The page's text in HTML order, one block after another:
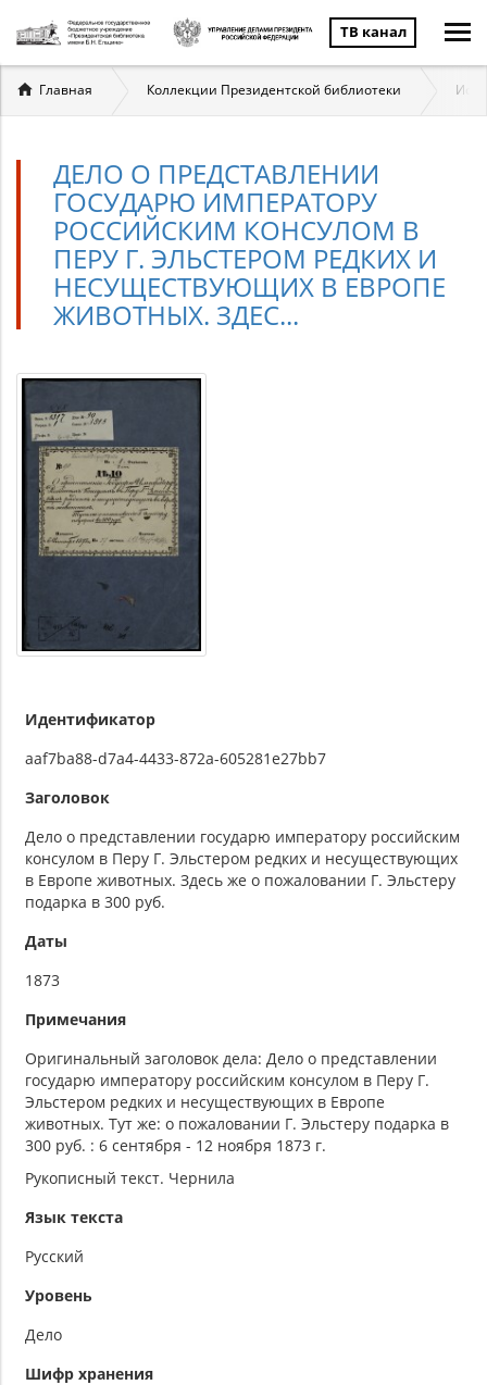
ТВ канал
Вы
здесь
Главная Коллекции Президентской библиотеки
ДЕЛО О ПРЕДСТАВЛЕНИИ
ГОСУДАРЮ ИМПЕРАТОРУ
РОССИЙСКИМ КОНСУЛОМ В
ПЕРУ Г. ЭЛЬСТЕРОМ РЕДКИХ И
НЕСУЩЕСТВУЮЩИХ В ЕВРОПЕ
ЖИВОТНЫХ. ЗДЕС...
Идентификатор
aaf7ba88-d7a4-4433-872a-605281e27bb7
Заголовок
Дело о представлении государю императору российским
консулом в Перу Г. Эльстером редких и несуществующих
в Европе животных. Здесь же о пожаловании Г. Эльстеру
подарка в 300 руб.
Даты
1873
Примечания
Оригинальный заголовок дела: Дело о представлении
государю императору российским консулом в Перу Г.
Эльстером редких и несуществующих в Европе
животных. Тут же: о пожаловании Г. Эльстеру подарка в
300 руб. : 6 сентября - 12 ноября 1873 г.
Рукописный текст. Чернила
Язык текста
Русский
Уровень
Дело
Шифр хранения